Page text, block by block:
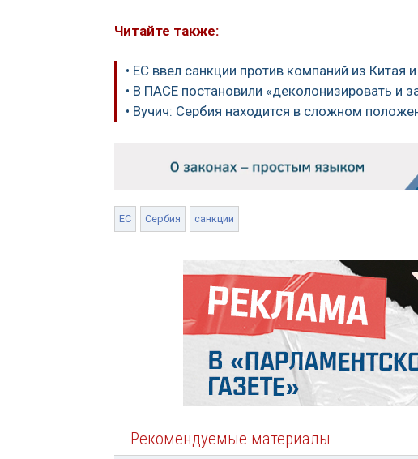
Читайте также:
• ЕС ввел санкции против компаний из Китая
• В ПАСЕ постановили «деколонизировать и
• Вучич: Сербия находится в сложном
ЕС Сербия санкции
Рекомендуемые материалы